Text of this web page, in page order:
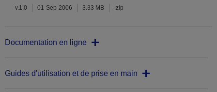
v.1.0 01-Sep-2006 3.33 MB .zip
Documentation en ligne
Guides d'utilisation et de prise en main